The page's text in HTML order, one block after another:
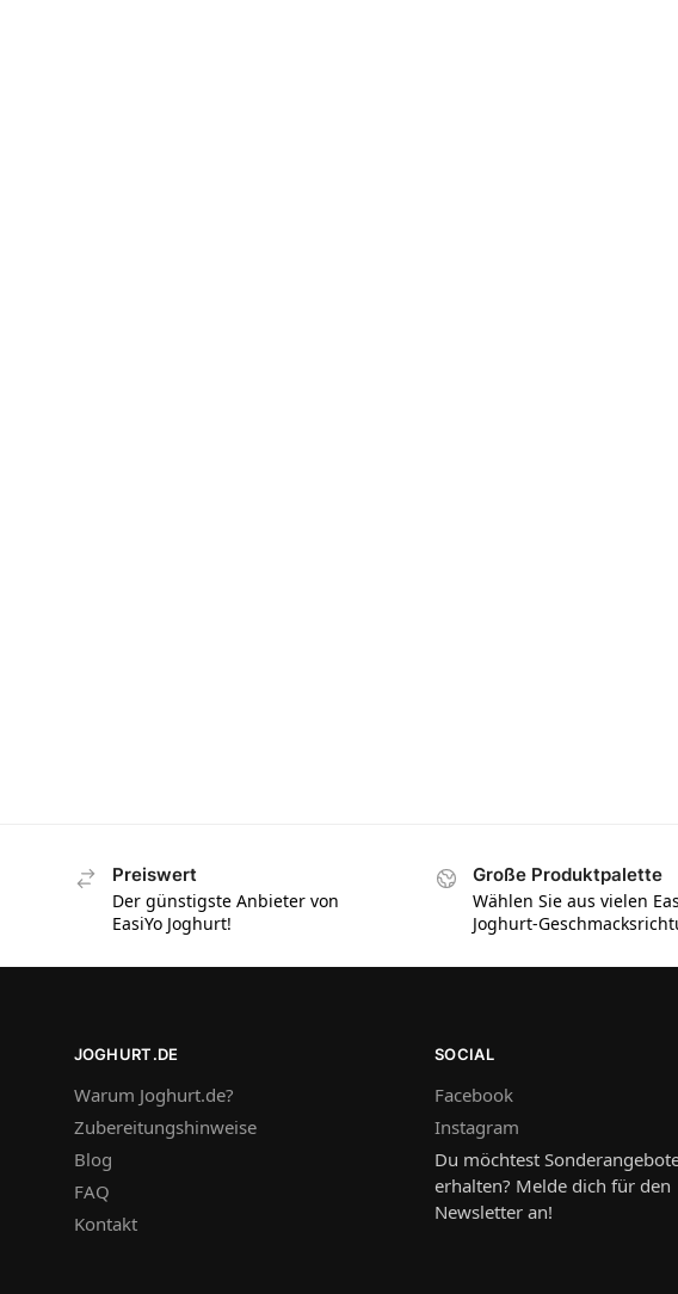
Preiswert
Der günstigste Anbieter von
EasiYo Joghurt!
Große Produktpalette
Wählen Sie aus vielen
Joghurt-
JOGHURT.DE
Warum Joghurt.de?
Zubereitungshinweise
Blog
FAQ
Kontakt
SOCIAL
Facebook
Instagram
Du möchtest
erhalten? Melde dich für den
Newsletter an!